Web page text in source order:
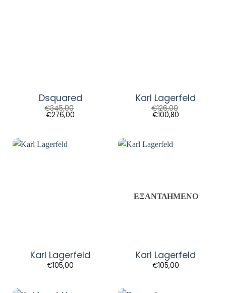
Dsquared
€345,00
€276,00
Karl Lagerfeld
€126,00
€100,80
Karl Lagerfeld
€105,00
ΕΞΑΝΤΛΗΜΈΝΟ
Karl Lagerfeld
€105,00